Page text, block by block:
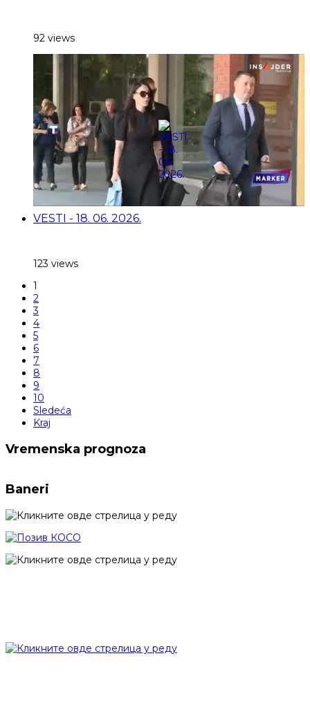
92 views
VESTI - 18. 06. 2026.
123 views
1
2
3
4
5
6
7
8
9
10
Sledeća
Kraj
Vremenska prognoza
Baneri